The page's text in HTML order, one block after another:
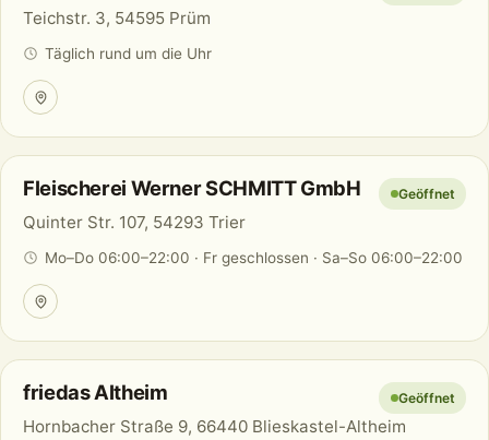
Teichstr. 3, 54595 Prüm
Täglich rund um die Uhr
Fleischerei Werner SCHMITT GmbH Geöffnet
Quinter Str. 107, 54293 Trier
Mo–Do 06:00–22:00 · Fr geschlossen · Sa–So 06:00–22:00
friedas Altheim Geöffnet
Hornbacher Straße 9, 66440 Blieskastel-Altheim